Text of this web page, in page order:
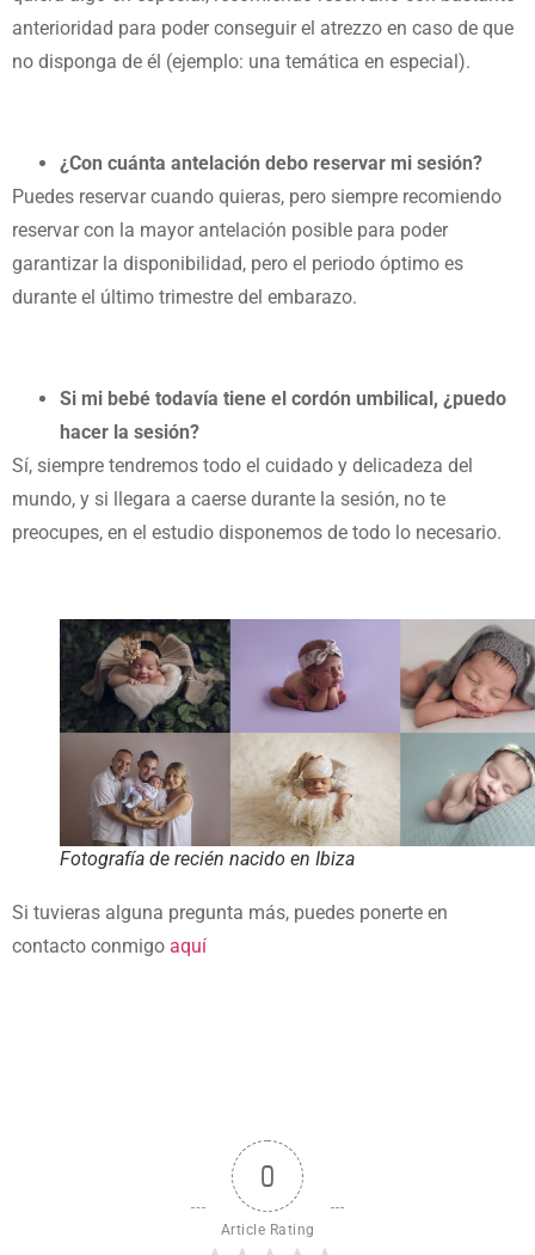
anterioridad para poder conseguir el atrezzo en caso de que
no disponga de él (ejemplo: una temática en especial).
¿Con cuánta antelación debo reservar mi sesión?
Puedes reservar cuando quieras, pero siempre recomiendo
reservar con la mayor antelación posible para poder
garantizar la disponibilidad, pero el periodo óptimo es
durante el último trimestre del embarazo.
Si mi bebé todavía tiene el cordón umbilical, ¿puedo
hacer la sesión?
Sí, siempre tendremos todo el cuidado y delicadeza del
mundo, y si llegara a caerse durante la sesión, no te
preocupes, en el estudio disponemos de todo lo necesario.
Fotografía de recién nacido en Ibiza
Si tuvieras alguna pregunta más, puedes ponerte en
contacto conmigo aquí
0
Article Rating